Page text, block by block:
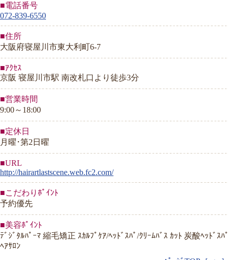
■電話番号
072-839-6550
■住所
大阪府寝屋川市東大利町6-7
■ｱｸｾｽ
京阪 寝屋川市駅 南改札口より徒歩3分
■営業時間
9:00～18:00
■定休日
月曜･第2日曜
■URL
http://hairartlastscene.web.fc2.com/
■こだわりﾎﾟｲﾝﾄ
予約優先
■美容ﾎﾟｲﾝﾄ
ﾃﾞｼﾞﾀﾙﾊﾟｰﾏ 縮毛矯正 ｽｶﾙﾌﾟｹｱ/ﾍｯﾄﾞｽﾊﾟ/ｸﾘｰﾑﾊﾞｽ ｶｯﾄ 炭酸ﾍｯﾄﾞｽﾊﾟ
ﾍｱｻﾛﾝ